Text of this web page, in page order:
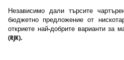
Независимо дали търсите
бюджетно предложение от
откриете най-добрите варианти за
(RJK).